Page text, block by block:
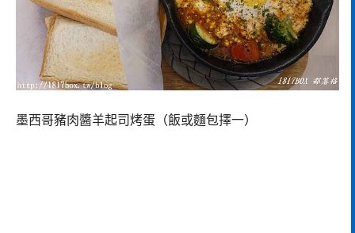
墨西哥豬肉醬羊起司烤蛋（飯或麵包擇一）